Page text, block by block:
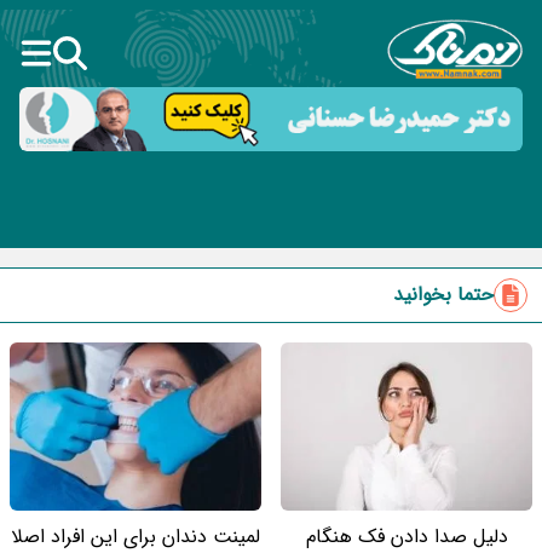
حتما بخوانید
دلیل صدا دادن فک هنگام
لمینت دندان برای این افراد اصلا